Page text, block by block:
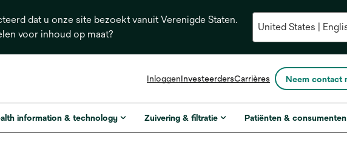
dat u onze site bezoekt vanuit Verenigde Staten.
voor inhoud op maat?
InloggenInvesteerdersopens
a
new
Carrières Neem contact
information & technology Zuivering & filtratie Patiënten & consumenten